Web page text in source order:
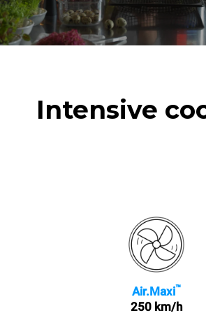
1 volle Ofenladung
Bratkartoffeln
3 volle Ofenladungen mit
Dampf gegart
Intensive
Air.Maxi™
250 km/h